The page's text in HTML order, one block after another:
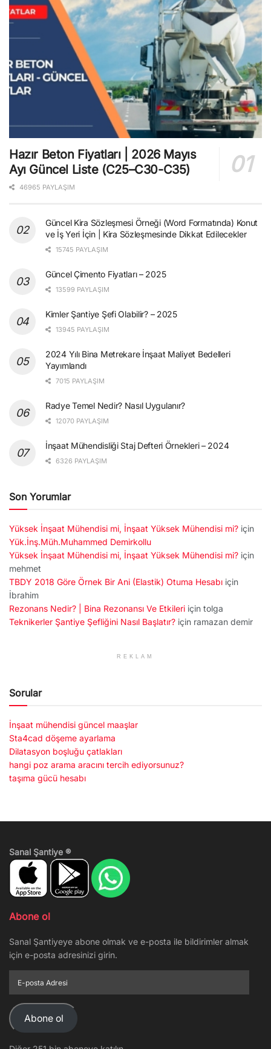
Hazır Beton Fiyatları | 2026 Mayıs
Ayı Güncel Liste (C25–C30-C35)
46965 PAYLAŞIM
Güncel Kira Sözleşmesi Örneği (Word Formatında) Konut
ve İş Yeri İçin | Kira Sözleşmesinde Dikkat Edilecekler
15745 PAYLAŞIM
Güncel Çimento Fiyatları – 2025
13599 PAYLAŞIM
Kimler Şantiye Şefi Olabilir? – 2025
13945 PAYLAŞIM
2024 Yılı Bina Metrekare İnşaat Maliyet Bedelleri
Yayımlandı
7015 PAYLAŞIM
Radye Temel Nedir? Nasıl Uygulanır?
12070 PAYLAŞIM
İnşaat Mühendisliği Staj Defteri Örnekleri – 2024
6326 PAYLAŞIM
Son Yorumlar
Yüksek İnşaat Mühendisi mi, İnşaat Yüksek Mühendisi mi? için
Yük.İnş.Müh.Muhammed Demirkollu
Yüksek İnşaat Mühendisi mi, İnşaat Yüksek Mühendisi mi? için
mehmet
TBDY 2018 Göre Örnek Bir Ani (Elastik) Otuma Hesabı için
İbrahim
Rezonans Nedir? | Bina Rezonansı Ve Etkileri için tolga
Teknikerler Şantiye Şefliğini Nasıl Başlatır? için ramazan demir
REKLAM
Sorular
İnşaat mühendisi güncel maaşlar
Sta4cad döşeme ayarlama
Dilatasyon boşluğu çatlakları
hangi poz arama aracını tercih ediyorsunuz?
taşıma gücü hesabı
Sanal Şantiye ®
Abone ol
Sanal Şantiyeye abone olmak ve e-posta ile bildirimler almak
için e-posta adresinizi girin.
posta
Adresi
Abone ol